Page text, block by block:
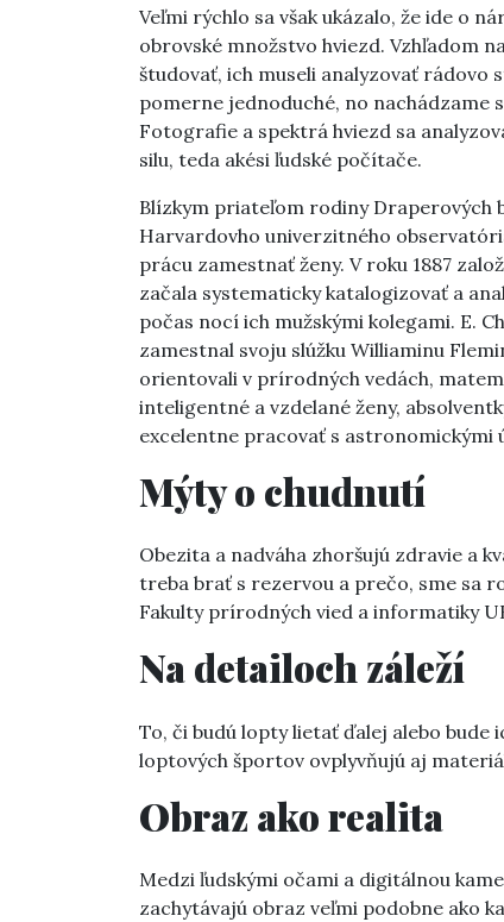
Veľmi rýchlo sa však ukázalo, že ide o
obrovské množstvo hviezd. Vzhľadom
študovať, ich museli analyzovať rádovo
pomerne jednoduché, no nachádzame
Fotografie a spektrá hviezd sa
silu, teda akési ľudské počítače.
Blízkym priateľom rodiny Draperových
Harvardovho univerzitného
prácu zamestnať ženy. V roku 1887
začala systematicky katalogizovať a
počas nocí ich mužskými kolegami. E.
zamestnal svoju slúžku Williaminu
orientovali v prírodných vedách,
inteligentné a vzdelané ženy,
excelentne pracovať s astronomickými
Mýty o chudnutí
Obezita a nadváha zhoršujú zdravie a
treba brať s rezervou a prečo, sme sa
Fakulty prírodných vied a informatiky
Na detailoch záleží
To, či budú lopty lietať ďalej alebo bude
loptových športov ovplyvňujú aj
Obraz ako realita
Medzi ľudskými očami a digitálnou
zachytávajú obraz veľmi podobne ako